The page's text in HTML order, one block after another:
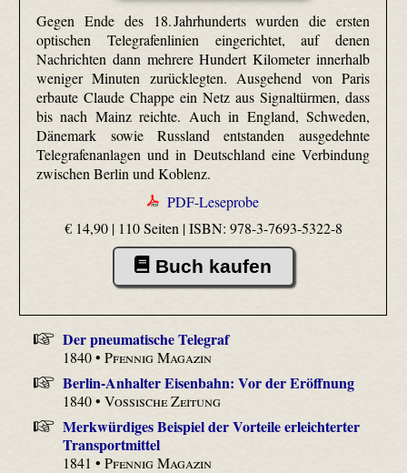
Gegen Ende des 18. Jahrhunderts wurden die ersten
optischen Telegrafenlinien eingerichtet, auf denen
Nachrichten dann mehrere Hundert Kilometer innerhalb
weniger Minuten zurücklegten. Ausgehend von Paris
erbaute Claude Chappe ein Netz aus Signaltürmen, dass
bis nach Mainz reichte. Auch in England, Schweden,
Dänemark sowie Russland entstanden ausgedehnte
Telegrafenanlagen und in Deutschland eine Verbindung
zwischen Berlin und Koblenz.
PDF-Leseprobe
€ 14,90 | 110 Seiten |ISBN: 978-3-7693-5322-8
Buch kaufen
Der pneumatische Telegraf
1840 •Pfennig Magazin
Berlin-Anhalter Eisenbahn: Vor der Eröffnung
1840 •Vossische Zeitung
Merkwürdiges Beispiel der Vorteile erleichterter
Transportmittel
1841 •Pfennig Magazin